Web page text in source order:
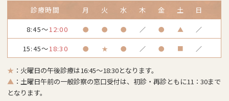
診療時間 月 火 水 木 金 土
日
8:45～12:00 ● ● ● ／ ● ▲ ／
15:45～18:30 ● ★ ● ／ ● ■ ／
★ ：火曜日の午後診療は16:45～18:30となります。
▲ ：土曜日午前の一般診察の窓口受付は、初診・再診ともに11：30まで
となります。